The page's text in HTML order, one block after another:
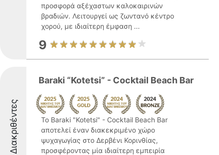
προσφορά αξέχαστων καλοκαιρινών
βραδιών. Λειτουργεί ως ζωντανό κέντρο
χορού, με ιδιαίτερη έμφαση ...
9
Διακριθέντες
Baraki “Kotetsi” - Cocktail Beach Bar
Το Baraki "Kotetsi" - Cocktail Beach Bar
αποτελεί έναν διακεκριμένο χώρο
ψυχαγωγίας στο Δερβένι Κορινθίας,
προσφέροντας μία ιδιαίτερη εμπειρία